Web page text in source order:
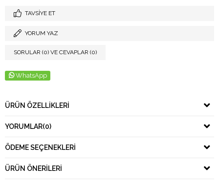
TAVSIYE ET
YORUM YAZ
SORULAR (0) VE CEVAPLAR (0)
WhatsApp
ÜRÜN ÖZELLIKLERI
YORUMLAR(0)
ÖDEME SEÇENEKLERI
ÜRÜN ÖNERILERI